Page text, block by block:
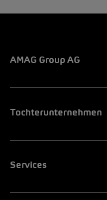
AMAG Group AG
Tochterunternehmen
Services